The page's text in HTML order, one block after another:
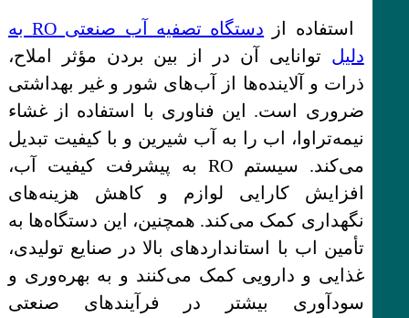
استفاده از
دستگاه تصفیه آب صنعتی RO به
دلیل توانایی آن در از بین بردن مؤثر املاح،
ذرات و آلاینده‌ها از آب‌های شور و غیر بهداشتی
ضروری است. این فناوری با استفاده از غشاء
نیمه‌تراوا، اب را به آب شیرین و با کیفیت تبدیل
می‌کند. سیستم RO به پیشرفت کیفیت آب،
افزایش کارایی لوازم و کاهش هزینه‌های
نگهداری کمک می‌کند. همچنین، این دستگاه‌ها به
تأمین اب با استانداردهای بالا در صنایع تولیدی،
غذایی و دارویی کمک می‌کنند و به بهره‌وری و
سودآوری بیشتر در فرآیندهای صنعتی